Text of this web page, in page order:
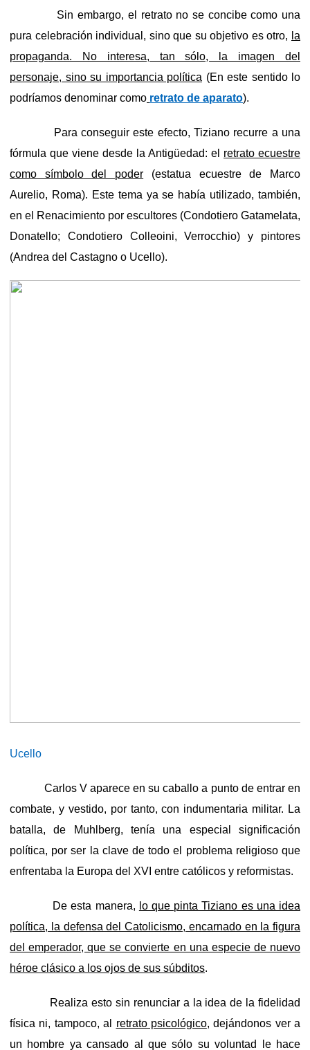
Sin embargo, el retrato no se concibe como una
pura celebración individual, sino que su objetivo es otro, la
propaganda. No interesa, tan sólo, la imagen del
personaje, sino su importancia política (En este sentido lo
podríamos denominar como retrato de aparato).
Para conseguir este efecto, Tiziano recurre a una
fórmula que viene desde la Antigüedad: el retrato ecuestre
como símbolo del poder (estatua ecuestre de Marco
Aurelio, Roma). Este tema ya se había utilizado, también,
en el Renacimiento por escultores (Condotiero Gatamelata,
Donatello; Condotiero Colleoini, Verrocchio) y pintores
(Andrea del Castagno o Ucello).
Ucello
Carlos V aparece en su caballo a punto de entrar en
combate, y vestido, por tanto, con indumentaria militar. La
batalla, de Muhlberg, tenía una especial significación
política, por ser la clave de todo el problema religioso que
enfrentaba la Europa del XVI entre católicos y reformistas.
De esta manera, lo que pinta Tiziano es una idea
política, la defensa del Catolicismo, encarnado en la figura
del emperador, que se convierte en una especie de nuevo
héroe clásico a los ojos de sus súbditos.
Realiza esto sin renunciar a la idea de la fidelidad
física ni, tampoco, al retrato psicológico, dejándonos ver a
un hombre ya cansado al que sólo su voluntad le hace